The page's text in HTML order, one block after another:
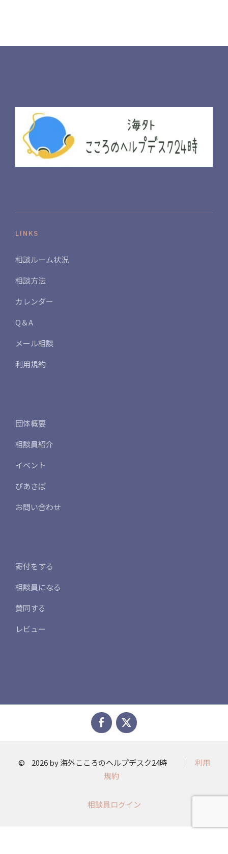
LINKS
相談ルーム状況
相談方法
カレンダー
Q＆A
メール相談
利用規約
団体概要
相談員紹介
イベント
ぴあさぽ
お問い合わせ
寄付をする
相談員になる
賛同する
レビュー
© 2026 by 海外こころのヘルプデスク24時
利用
規約
相談員ログイン​​